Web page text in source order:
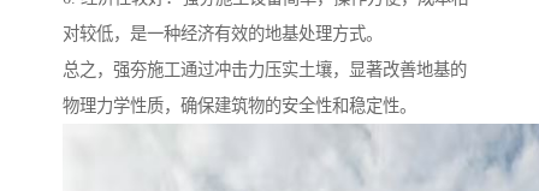
对较低，是一种经济有效的地基处理方式。
总之，强夯施工通过冲击力压实土壤，显著改善地基的
物理力学性质，确保建筑物的安全性和稳定性。